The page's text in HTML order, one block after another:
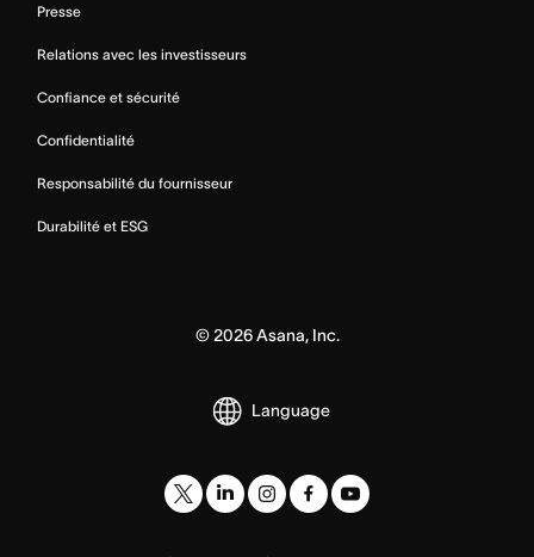
Presse
Relations avec les investisseurs
Confiance et sécurité
Confidentialité
Responsabilité du fournisseur
Durabilité et ESG
©2026Asana, Inc.
Language